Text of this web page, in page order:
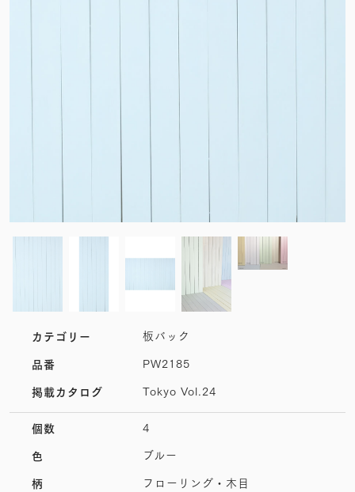
カテゴリー 板バック
品番 PW2185
掲載カタログ Tokyo Vol.24
個数 4
色 ブルー
柄 フローリング・木目